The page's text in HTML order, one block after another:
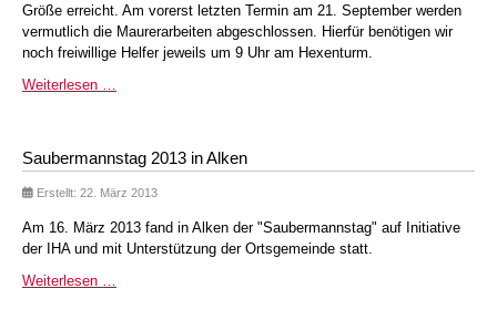
Größe erreicht. Am vorerst letzten Termin am 21. September werden
vermutlich die Maurerarbeiten abgeschlossen. Hierfür benötigen wir
noch freiwillige Helfer jeweils um 9 Uhr am Hexenturm.
Weiterlesen …
Saubermannstag 2013 in Alken
Erstellt: 22. März 2013
Am 16. März 2013 fand in Alken der "Saubermannstag" auf Initiative
der IHA und mit Unterstützung der Ortsgemeinde statt.
Weiterlesen …